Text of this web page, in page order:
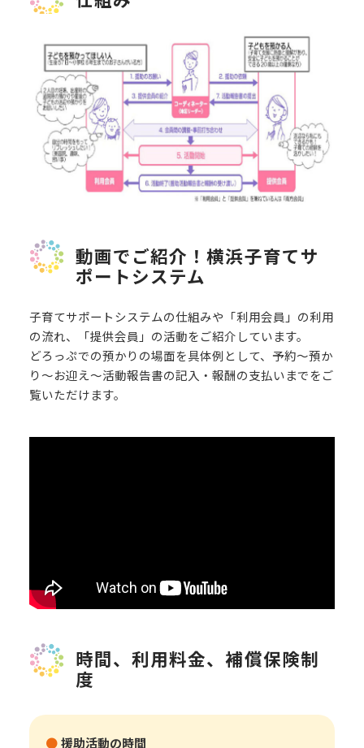
動画でご紹介！横浜子育てサ
ポートシステム
子育てサポートシステムの仕組みや「利用会員」の利用
の流れ、「提供会員」の活動をご紹介しています。
どろっぷでの預かりの場面を具体例として、予約～預か
り～お迎え～活動報告書の記入・報酬の支払いまでをご
覧いただけます。
時間、利用料金、補償保険制
度
援助活動の時間